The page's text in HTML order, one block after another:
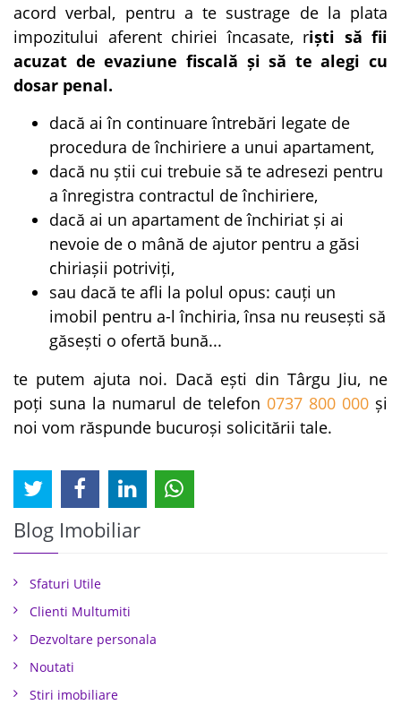
acord verbal, pentru a te sustrage de la plata
impozitului aferent chiriei încasate, riști să fii
acuzat de evaziune fiscală și să te alegi cu
dosar penal.
dacă ai în continuare întrebări legate de
procedura de închiriere a unui apartament,
dacă nu știi cui trebuie să te adresezi pentru
a înregistra contractul de închiriere,
dacă ai un apartament de închiriat și ai
nevoie de o mână de ajutor pentru a găsi
chiriașii potriviți,
sau dacă te afli la polul opus: cauți un
imobil pentru a-l închiria, însa nu reusești să
găsești o ofertă bună...
te putem ajuta noi. Dacă ești din Târgu Jiu, ne
poți suna la numarul de telefon 0737 800 000 și
noi vom răspunde bucuroși solicitării tale.
Blog Imobiliar
Sfaturi Utile
Clienti Multumiti
Dezvoltare personala
Noutati
Stiri imobiliare